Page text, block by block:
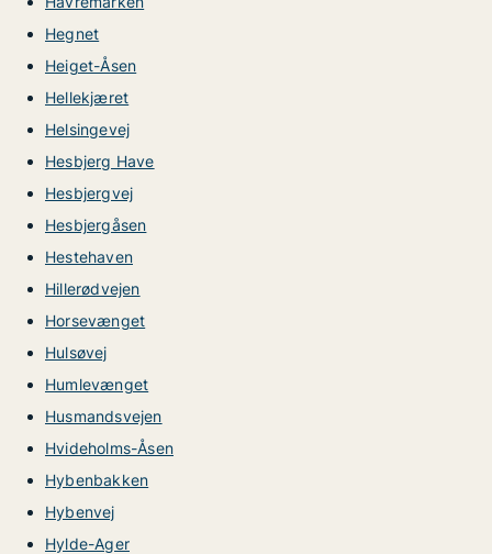
Hegnet
Heiget-Åsen
Hellekjæret
Helsingevej
Hesbjerg Have
Hesbjergvej
Hesbjergåsen
Hestehaven
Hillerødvejen
Horsevænget
Hulsøvej
Humlevænget
Husmandsvejen
Hvideholms-Åsen
Hybenbakken
Hybenvej
Hylde-Ager